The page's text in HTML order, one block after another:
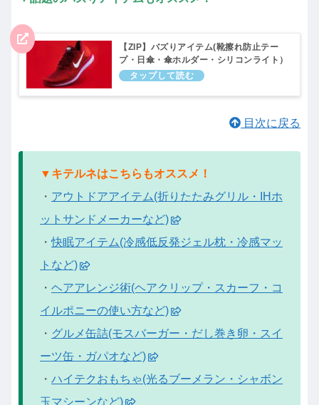
【ZIP】バズりアイテム(靴擦れ防止テー
プ・日傘・傘ホルダー・シリコンライト）
キテルネ｜7月19日
目次に戻る
▼キテルネはこちらもオススメ！
・ アウトドアアイテム(折りたたみグリル・IHホ
ットサンドメーカーなど)
・快眠アイテム(冷感低反発ジェル枕・冷感マッ
トなど)
・ ヘアアレンジ術(ヘアクリップ・スカーフ・コ
イルポニーの使い方など)
・ グルメ缶詰(モスバーガー・だし巻き卵・スイ
ーツ缶・ガパオなど)
・ ハイテクおもちゃ(光るブーメラン・シャボン
玉マシーンなど)